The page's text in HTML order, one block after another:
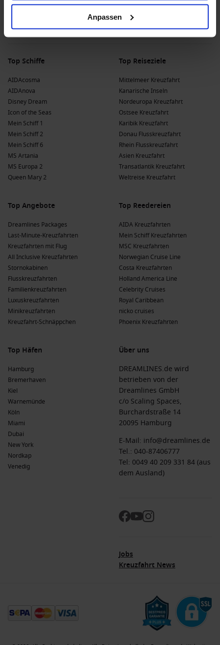
Anpassen
Top Schiffe
AIDAcosma
AIDAnova
Disney Dream
Icon of the Seas
Mein Schiff 1
Mein Schiff 2
Mein Schiff 6
MS Artania
MS Europa 2
Queen Mary 2
Top Reiseziele
Mittelmeer Kreuzfahrt
Kanarische Inseln
Nordeuropa Kreuzfahrt
Ostsee Kreuzfahrt
Karibik Kreuzfahrt
Donau Flusskreuzfahrt
Rhein Flusskreuzfahrt
Asien Kreuzfahrt
Transatlantik Kreuzfahrt
Weltreise Kreuzfahrt
Top Angebote
Dreamlines Packages
Last-Minute-Kreuzfahrten
Kreuzfahrten mit Flug
All Inclusive Kreuzfahrten
Stornokabinen
Flusskreuzfahrten
Familienkreuzfahrten
Luxuskreuzfahrten
Minikreuzfahrten
Kreuzfahrt-Schnäppchen
Top Reedereien
AIDA Kreuzfahrten
Mein Schiff Kreuzfahrten
MSC Kreuzfahrten
Norwegian Cruise Line
Costa Kreuzfahrten
Holland America Line
Celebrity Cruises
Royal Caribbean
nicko cruises
Phoenix Kreuzfahrten
Top Häfen
Hamburg
Bremerhaven
Kiel
Warnemünde
Köln
Miami
Dubai
New York
Nordkap
Venedig
Über uns
DREAMLINES.de wird
betrieben von der
Dreamlines GmbH
c/o Scaling Spaces,
Burchardstraße 14
20095 Hamburg
E-Mail: info@dreamlines.de
Tel.: 040-87406777
Tel: 0049 40 209 331 84 (aus
dem Ausland)
Jobs
Kreuzfahrt News